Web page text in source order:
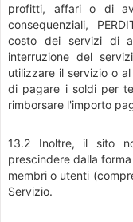
profitti, affari o di
consequenziali,
costo dei servizi di
interruzione del
utilizzare il servizio o
di pagare i soldi per
rimborsare l'importo
13.2 Inoltre, il sito
prescindere dalla
membri o utenti
Servizio.